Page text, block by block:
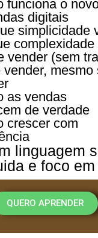
funciona o
digitais
simplicidade
complexidade
vender (sem
vender, mesmo
as vendas
de verdade
crescer com
linguagem
e foco
QUERO APRENDER